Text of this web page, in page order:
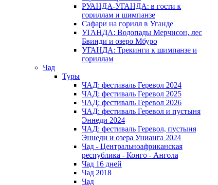
РУАНДА-УГАНДА: в гости к
гориллам и шимпанзе
Сафари на горилл в Уганде
УГАНДА: Водопады Мерчисон, лес
Бвинди и озеро Мбуро
УГАНДА: Трекинги к шимпанзе и
гориллам
Чад
Туры
ЧАД: фестиваль Геревол 2024
ЧАД: фестиваль Геревол 2025
ЧАД: фестиваль Геревол 2026
ЧАД: фестиваль Геревол и пустыня
Эннеди 2024
ЧАД: фестиваль Геревол, пустыня
Эннеди и озера Унианга 2024
Чад - Центральноафриканская
республика - Конго - Ангола
Чад 16 дней
Чад 2018
Чад